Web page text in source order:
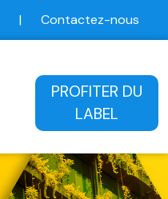
| Contactez-nous
PROFITER DU
LABEL